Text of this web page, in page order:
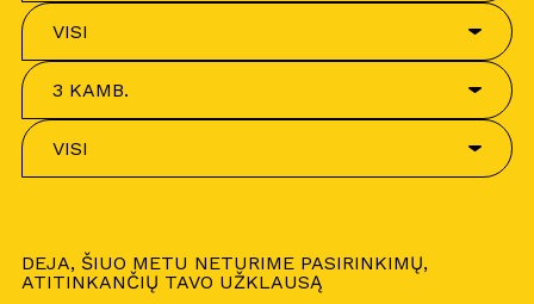
VISI
3 KAMB.
VISI
DEJA, ŠIUO METU NETURIME PASIRINKIMŲ,
ATITINKANČIŲ TAVO UŽKLAUSĄ